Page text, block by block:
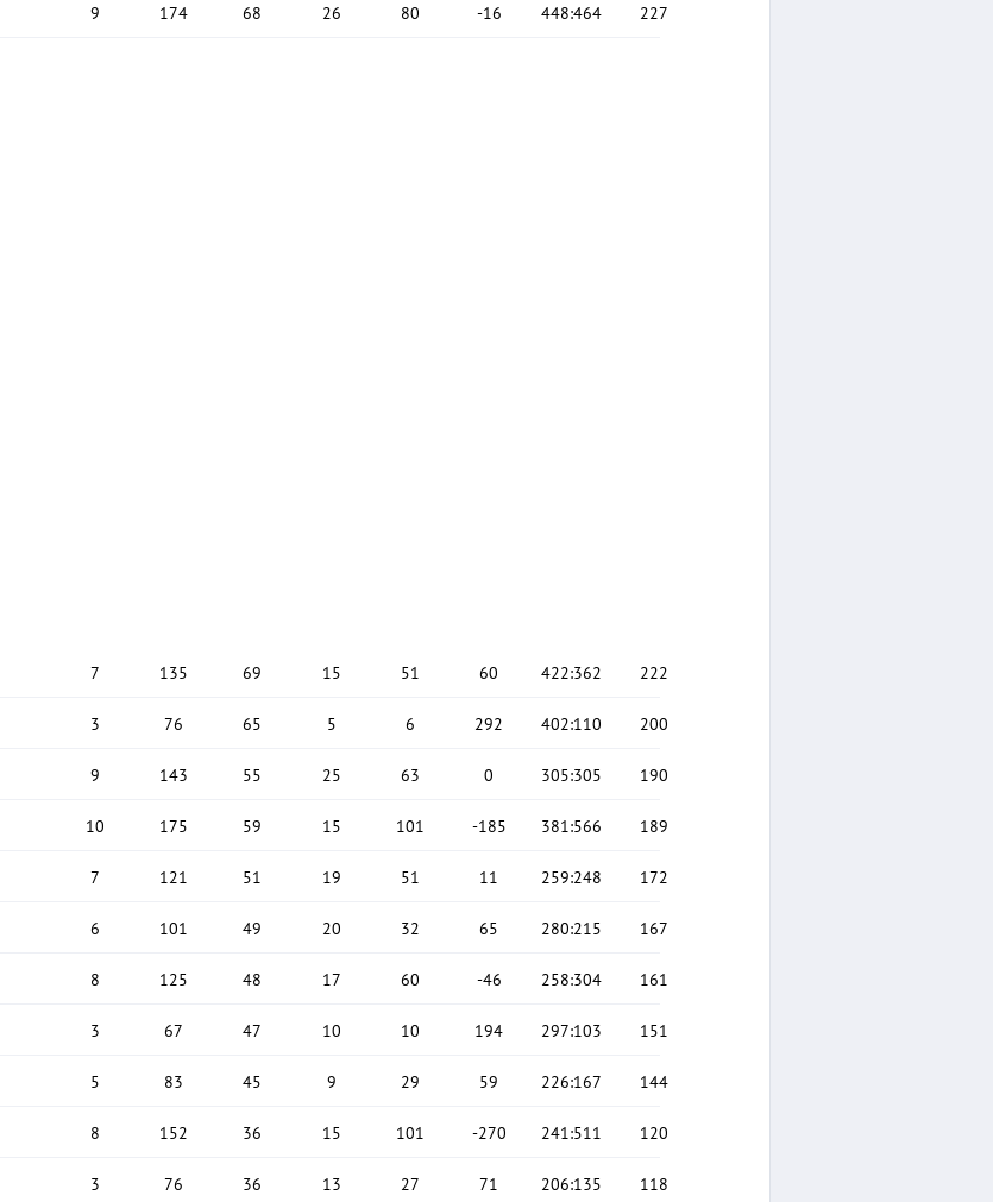
9 174 68 26 80 -16 448:464 227
7 135 69 15 51 60 422:362 222
3 76 65 5 6 292 402:110 200
9 143 55 25 63 0 305:305 190
10 175 59 15 101 -185 381 :566 189
7 121 51 19 51 11 259:248 172
6 101 49 20 32 65 280:215 167
8 125 48 17 60 -46 258:304 161
3 67 47 10 10 194 297:103 151
5 83 45 9 29 59 226:167 144
8 152 36 15 101 -270 241 :511 120
3 76 36 13 27 71 206:135 118